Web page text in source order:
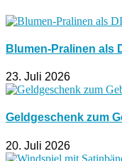
Blumen-Pralinen als
23. Juli 2026
Geldgeschenk zum
20. Juli 2026